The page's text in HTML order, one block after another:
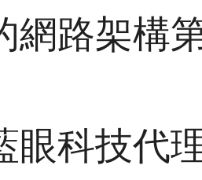
網路架構
眼科技代